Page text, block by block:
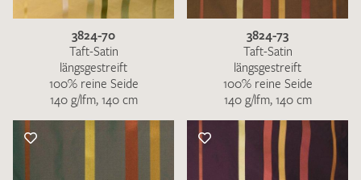
3824-70
Taft-Satin
längsgestreift
100% reine Seide
140 g/lfm, 140 cm
3824-73
Taft-Satin
längsgestreift
100% reine Seide
140 g/lfm, 140 cm